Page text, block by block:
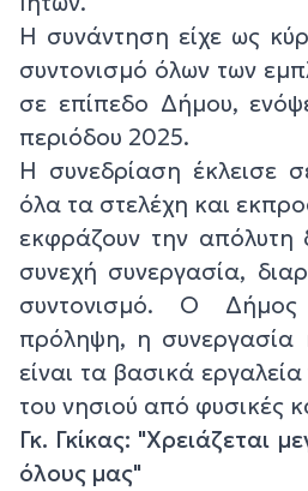
Η συνάντηση είχε ως
συντονισμό όλων των
σε επίπεδο Δήμου,
περιόδου 2025.
Η συνεδρίαση έκλεισε
όλα τα στελέχη και
εκφράζουν την απόλυτη
συνεχή συνεργασία,
συντονισμό. Ο
πρόληψη, η συνεργασία
είναι τα βασικά
του νησιού από φυσικές
Γκ. Γκίκας: "Χρειάζεται
όλους μας"